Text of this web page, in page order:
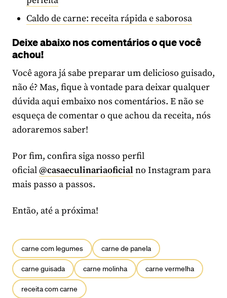
Caldo de carne: receita rápida e saborosa
Deixe abaixo nos comentários o que você
achou!
Você agora já sabe preparar um delicioso guisado,
não é? Mas, fique à vontade para deixar qualquer
dúvida aqui embaixo nos comentários. E não se
esqueça de comentar o que achou da receita, nós
adoraremos saber!
Por fim, confira siga nosso perfil
oficial@casaeculinariaoficialno Instagram para
mais passo a passos.
Então, até a próxima!
carne com legumes carne de panela
carne guisada carne molinha carne vermelha
receita com carne